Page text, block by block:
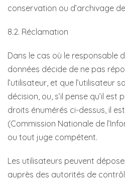
conservation ou d’archivage
8.2. Réclamation
Dans le cas où le responsable
données décide de ne pas
l’utilisateur, et que l’utilisateur
décision, ou, s’il pense qu’il est
droits énumérés ci-dessus, il
(Commission Nationale de
ou tout juge compétent.
Les utilisateurs peuvent
auprès des autorités de